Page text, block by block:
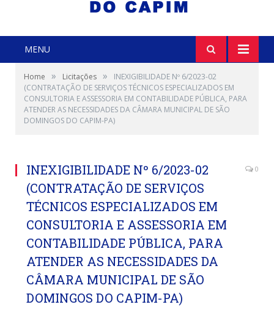
MENU
Home » Licitações »
INEXIGIBILIDADE Nº 6/2023-02
(CONTRATAÇÃO DE SERVIÇOS TÉCNICOS ESPECIALIZADOS EM
CONSULTORIA E ASSESSORIA EM CONTABILIDADE PÚBLICA, PARA
ATENDER AS NECESSIDADES DA CÂMARA MUNICIPAL DE SÃO
DOMINGOS DO CAPIM-PA)
INEXIGIBILIDADE Nº 6/2023-02
(CONTRATAÇÃO DE SERVIÇOS
TÉCNICOS ESPECIALIZADOS EM
CONSULTORIA E ASSESSORIA EM
CONTABILIDADE PÚBLICA, PARA
ATENDER AS NECESSIDADES DA
CÂMARA MUNICIPAL DE SÃO
DOMINGOS DO CAPIM-PA)
0